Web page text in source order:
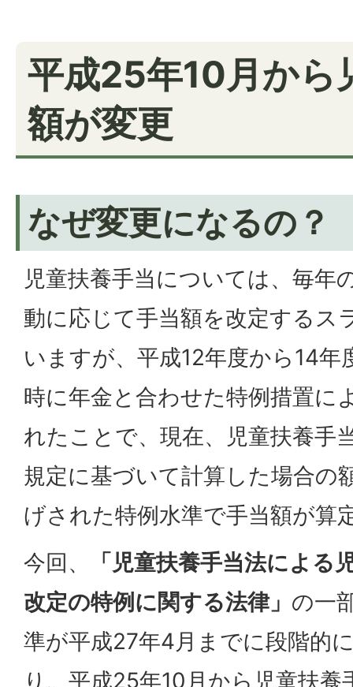
平成25年10月から
額が変更
なぜ変更になるの？
児童扶養手当については、毎年
動に応じて手当額を改定するス
いますが、平成12年度から14年
時に年金と合わせた特例措置に
れたことで、現在、児童扶養手
規定に基づいて計算した場合の
げされた特例水準で手当額が算
今回、
「児童扶養手当法による
改定の特例に関する法律」 の一
準が平成27年4月までに段階的
り、平成25年10月から児童扶